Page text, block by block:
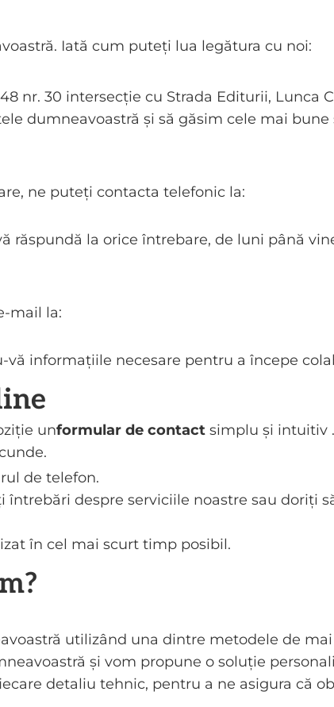
Iată cum puteți lua legătura cu noi:
nr. 30 intersecție cu Strada Editurii, Lunca
dumneavoastră și să găsim cele mai bune
ne puteți contacta telefonic la:
răspundă la orice întrebare, de luni până
mail la:
informațiile necesare pentru a începe
unformular de contact simplu și intuitiv
de telefon.
întrebări despre serviciile noastre sau doriți
în cel mai scurt timp posibil.
utilizând una dintre metodele de mai
și vom propune o soluție
detaliu tehnic, pentru a ne asigura că